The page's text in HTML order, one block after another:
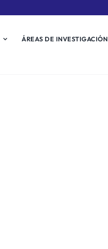
ÁREAS DE INVESTIGACIÓN